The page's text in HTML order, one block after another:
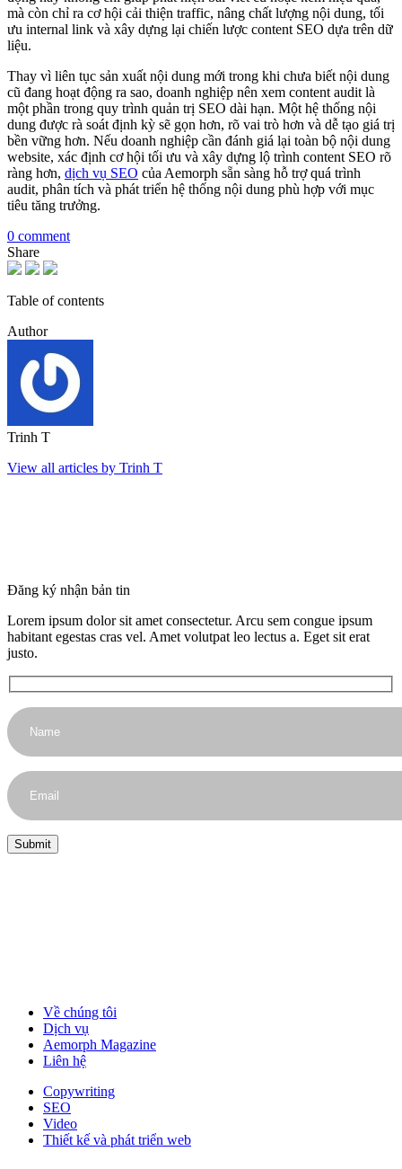
mà còn chỉ ra cơ hội cải thiện traffic, nâng chất lượng nội dung, tối
ưu internal link và xây dựng lại chiến lược content SEO dựa trên dữ
liệu.
Thay vì liên tục sản xuất nội dung mới trong khi chưa biết nội dung
cũ đang hoạt động ra sao, doanh nghiệp nên xem content audit là
một phần trong quy trình quản trị SEO dài hạn. Một hệ thống nội
dung được rà soát định kỳ sẽ gọn hơn, rõ vai trò hơn và dễ tạo giá trị
bền vững hơn. Nếu doanh nghiệp cần đánh giá lại toàn bộ nội dung
website, xác định cơ hội tối ưu và xây dựng lộ trình content SEO rõ
ràng hơn, dịch vụ SEO của Aemorph sẵn sàng hỗ trợ quá trình
audit, phân tích và phát triển hệ thống nội dung phù hợp với mục
tiêu tăng trưởng.
0 comment
Share
Table of contents
Author
Trinh T
View all articles by Trinh T
Đăng ký nhận bản tin
Lorem ipsum dolor sit amet consectetur. Arcu sem congue ipsum
habitant egestas cras vel. Amet volutpat leo lectus a. Eget sit erat
justo.
Về chúng tôi
Dịch vụ
Aemorph Magazine
Liên hệ
Copywriting
SEO
Video
Thiết kế và phát triển web